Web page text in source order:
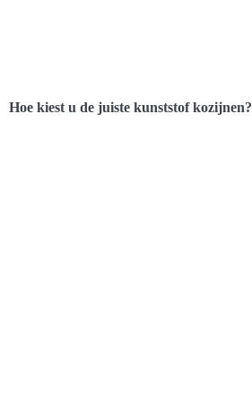
Hoe kiest u de juiste kunststof kozijnen?